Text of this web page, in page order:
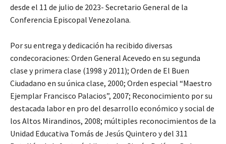
desde el 11 de julio de 2023- Secretario General de la
Conferencia Episcopal Venezolana.
Por su entrega y dedicación ha recibido diversas
condecoraciones: Orden General Acevedo en su segunda
clase y primera clase (1998 y 2011); Orden de El Buen
Ciudadano en su única clase, 2000; Orden especial “Maestro
Ejemplar Francisco Palacios”, 2007; Reconocimiento por su
destacada labor en pro del desarrollo económico y social de
los Altos Mirandinos, 2008; múltiples reconocimientos de la
Unidad Educativa Tomás de Jesús Quintero y del 311